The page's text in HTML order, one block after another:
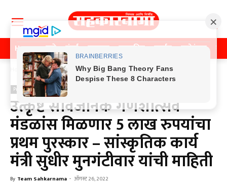
Home पुणे मुंबई महाराष्ट्र राजकीय क्राईम मनोरंजन
Home Previos News
Previos News
उत्कृष्ट सार्वजनिक गणेशोत्सव
मंडळांस मिळणार 5 लाख रुपयांचा
प्रथम पुरस्कार – सांस्कृतिक कार्य
मंत्री सुधीर मुनगंटीवार यांची माहिती
By Team Sahkarnama - ऑगस्ट 26, 2022